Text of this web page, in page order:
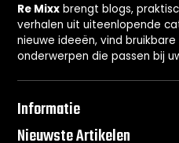
Re Mixx brengt blogs,
verhalen uit uiteenlopende
nieuwe ideeën, vind
onderwerpen die passen bij
Informatie
Nieuwste Artikelen